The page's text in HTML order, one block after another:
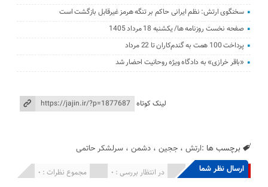
سخنگوی ارتش: نظم ایرانی حاکم بر تنگه هرمز غیرقابل بازگشت است
صفحه نخست روزنامه ها/ یکشنبه 18 مرداد 1405
پرداخت 100 همت به گندم‌کاران تا 22 مرداد
«باقر خرازی» به دادگاه ویژه روحانیت احضار شد
لینک کوتاه
برچسب ها :ارتش ،ججین ،دشمن ،سرلشکر حاتمی
ارسال نظر شما مجموع نظرات : 0 در انتظار بررسی : 0 انتشار یافته : 0